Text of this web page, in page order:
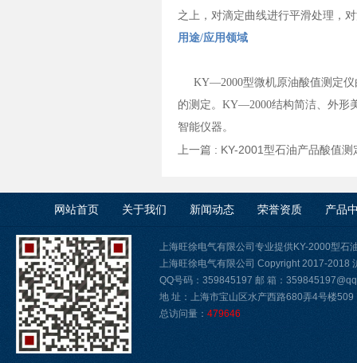
之上，对滴定曲线进行平滑处理，
用途/应用领域
KY—2000型微机原油酸值测定仪
的测定。KY—2000结构简洁、外形
智能仪器。
上一篇 : KY-2001型石油产品酸值测
网站首页 关于我们 新闻动态 荣誉资质 产品
上海旺徐电气有限公司专业提供KY-2000型石
上海旺徐电气有限公司 Copyright 2017-2018
QQ号码：359845197 邮 箱：
地 址：上海市宝山区水产西路680弄4号楼509
总访问量： 479646